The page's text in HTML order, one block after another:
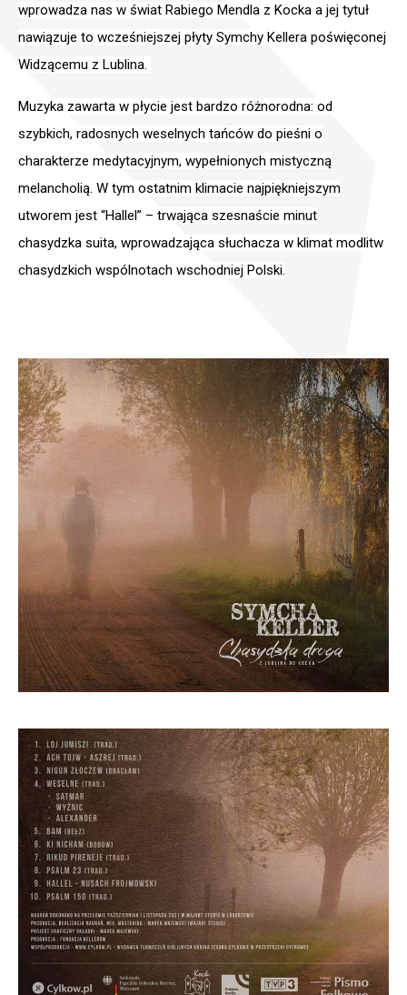
Tora Cylkowa w druku
Tora Pardes Lauder a Tora Cylkowa
Psalmy
Księga Samuela
Księgi Sędziów
Księgi Królów
Księga Jeremiasza
12 Mniejszych Proroków
Polityka Prywatności
wprowadza nas w świat Rabiego Mendla z Kocka a jej tytuł
nawiązuje to wcześniejszej płyty Symchy Kellera poświęconej
Widzącemu z Lublina.
Muzyka zawarta w płycie jest bardzo różnorodna: od
szybkich, radosnych weselnych tańców do pieśni o
charakterze medytacyjnym, wypełnionych mistyczną
melancholią. W tym ostatnim klimacie najpiękniejszym
utworem jest “Hallel” – trwająca szesnaście minut
chasydzka suita, wprowadzająca słuchacza w klimat modlitw
chasydzkich wspólnotach wschodniej Polski.